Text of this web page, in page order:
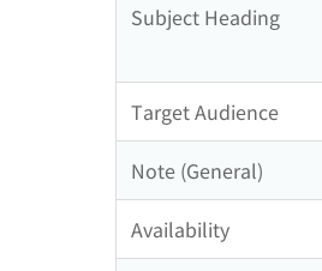
Subject Heading
Target Audience
Note (General)
Availability